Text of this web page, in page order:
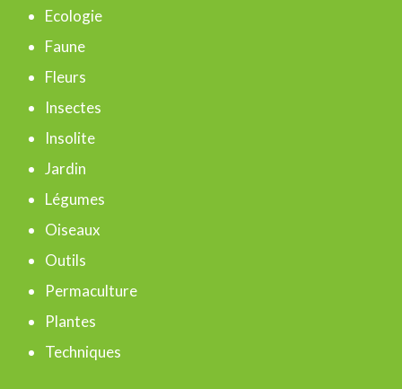
h
e
r
Ecologie
Faune
Fleurs
Insectes
Insolite
Jardin
Légumes
Oiseaux
Outils
Permaculture
Plantes
Techniques